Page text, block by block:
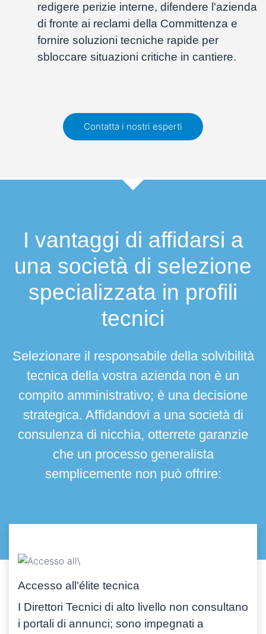
redigere perizie interne, difendere l'azienda
di fronte ai reclami della Committenza e
fornire soluzioni tecniche rapide per
sbloccare situazioni critiche in cantiere.
Contatta i nostri esperti
I vantaggi di affidarsi a
una società di selezione
specializzata in profili
tecnici
Selezionare il responsabile della solvibilità
tecnica della vostra azienda non è un
compito amministrativo; è una decisione
strategica. Affidandovi a una società di
consulenza di nicchia, otterrete garanzie
che un processo generalista
semplicemente non può offrire:
Accesso all'élite tecnica
I Direttori Tecnici di alto livello non consultano
i portali di annunci; sono impegnati a